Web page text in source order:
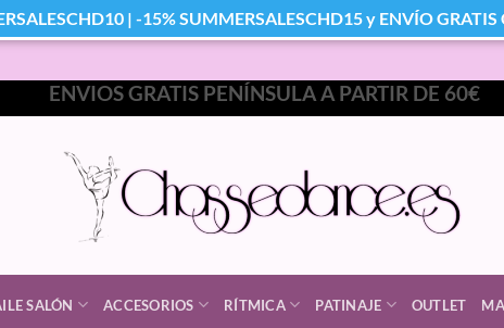
ENVIOS GRATIS PENÍNSULA A PARTIR DE 60€
SALÓN ACCESORIOS RÍTMICA PATINAJE OUTLET
| -15% SUMMERSALESCHD15 y ENVÍO